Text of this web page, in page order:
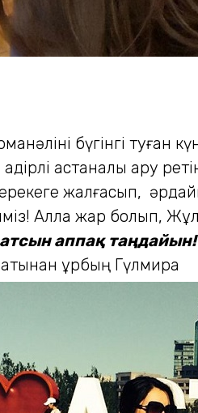
бүгінгі туған
астаналық ару
жалғасып,
Алла жар болып,
атсын аппақ таңдайын!
құрбың Гүлмира